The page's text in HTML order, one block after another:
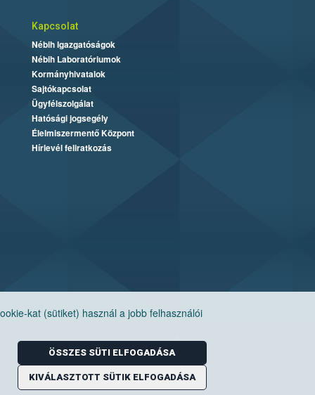
kat (sütiket) használ a jobb felhasználói
ÖSSZES SÜTI ELFOGADÁSA
KIVÁLASZTOTT SÜTIK ELFOGADÁSA
Kapcsolat
Nébih Igazgatóságok
Nébih Laboratóriumok
Kormányhivatalok
Sajtókapcsolat
Ügyfélszolgálat
Hatósági jogsegély
Élelmiszermentő Központ
Hírlevél feliratkozás